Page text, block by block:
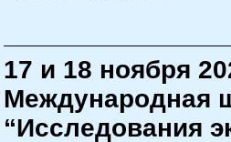
17 и 18 ноября
Международная
“Исследования